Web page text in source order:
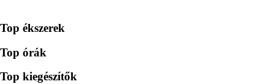
Top ékszerek
Top órák
Top kiegészítők